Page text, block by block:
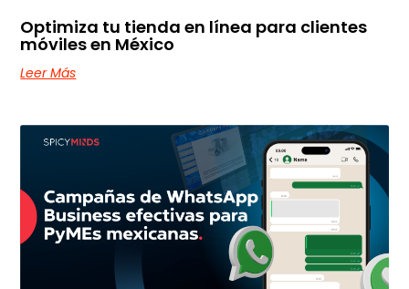
Optimiza tu tienda en línea para clientes
móviles en México
Leer Más